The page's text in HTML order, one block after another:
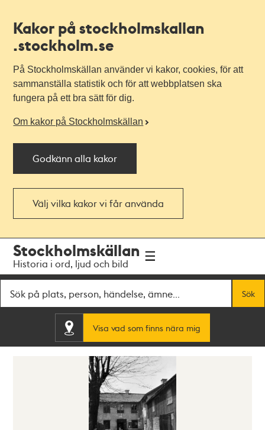
Kakor på stockholmskallan
.stockholm.se
På Stockholmskällan använder vi kakor, cookies, för att
sammanställa statistik och för att webbplatsen ska
fungera på ett bra sätt för dig.
Om kakor på Stockholmskällan
Godkänn alla kakor
Välj vilka kakor vi får använda
navigationen
huvudinnehållet
Stockholmskällan
Historia i ord, ljud och bild
Sök
Visa vad som finns nära mig